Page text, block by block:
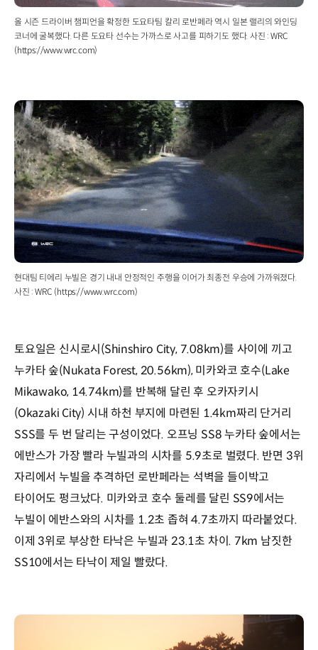
올 시즌 드라이버 챔피언을 확정한 도요타팀 칼리 로반페라 역시 일본 랠리의 와인딩
코너에 굴복했다. 다른 도요타 선수는 가까스로 사고를 피하기도 했다. 사진 : WRC
(https://www.wrc.com)
현대팀 티에리 누빌은 경기 내내 안정적인 주행을 이어가 최종전 우승에 가까워졌다.
사진 : WRC (https://www.wrc.com)
토요일은 신시로시(Shinshiro City, 7.08km)를 사이에 끼고
누카타 숲(Nukata Forest, 20.56km), 미카와코 호수(Lake
Mikawako, 14.74km)를 반복해 달린 후 오카자키시
(Okazaki City) 시내 하천 부지에 마련된 1.4km짜리 단거리
SSS를 두 번 달리는 구성이었다. 오프닝 SS8 누카타 숲에서는
에반스가 가장 빨라 누빌과의 시차를 5.9초로 벌렸다. 반면 3위
자리에서 누빌을 추격하던 로반페라는 석벽을 들이박고
타이어도 펑크났다. 미카와코 호수 둘레를 달린 SS9에서는
누빌이 에반스와의 시차를 1.2초 좁혀 4.7초까지 따라붙었다.
이제 3위로 부상한 타낙은 누빌과 23.1초 차이. 7km 남짓한
SS10에서는 타낙이 제일 빨랐다.